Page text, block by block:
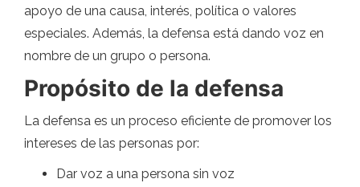
apoyo de una causa, interés, política o valores
especiales. Además, la defensa está dando voz en
nombre de un grupo o persona.
Propósito de la defensa
La defensa es un proceso eficiente de promover los
intereses de las personas por:
Dar voz a una persona sin voz